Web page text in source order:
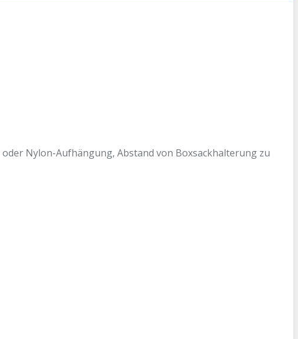
Nylon-Aufhängung, Abstand von Boxsackhalterung zu